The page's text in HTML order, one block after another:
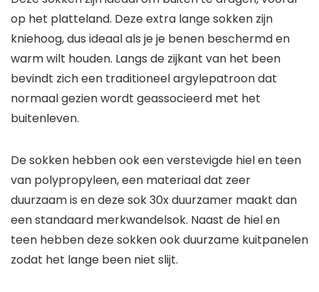
op het platteland. Deze extra lange sokken zijn
kniehoog, dus ideaal als je je benen beschermd en
warm wilt houden. Langs de zijkant van het been
bevindt zich een traditioneel argylepatroon dat
normaal gezien wordt geassocieerd met het
buitenleven.
De sokken hebben ook een verstevigde hiel en teen
van polypropyleen, een materiaal dat zeer
duurzaam is en deze sok 30x duurzamer maakt dan
een standaard merkwandelsok. Naast de hiel en
teen hebben deze sokken ook duurzame kuitpanelen
zodat het lange been niet slijt.